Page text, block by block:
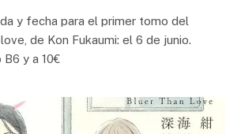
y fecha para el primer tomo del
de Kon Fukaumi: el 6 de junio.
y a 10€